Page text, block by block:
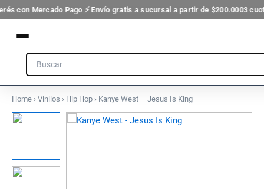
con Mercado Pago ⚡ Envío gratis a sucursal a partir de $200.0003
Ir
al
contenido
Search
Home › Vinilos › Hip Hop › Kanye West – Jesus Is King